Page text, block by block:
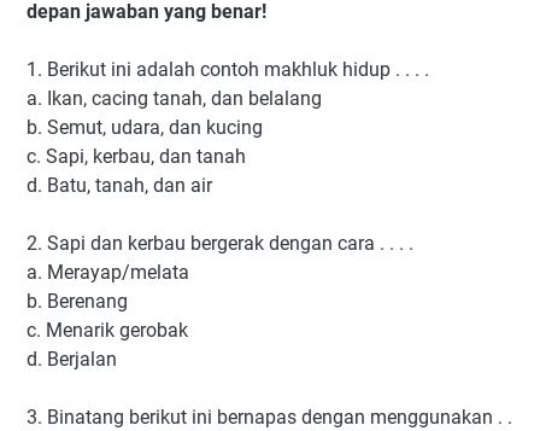
depan jawaban yang benar!
1. Berikut ini adalah contoh makhluk hidup . . . .
a. Ikan, cacing tanah, dan belalang
b. Semut, udara, dan kucing
c. Sapi, kerbau, dan tanah
d. Batu, tanah, dan air
2. Sapi dan kerbau bergerak dengan cara . . . .
a. Merayap/melata
b. Berenang
c. Menarik gerobak
d. Berjalan
3. Binatang berikut ini bernapas dengan menggunakan . .